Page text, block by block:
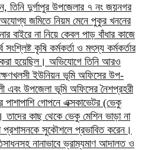
তিনি দুর্গাপুর উপজেলার ৭ নং জয়নগর
অযোগ্য জমিতে নিয়ম মেনে পুকুর খননের
বাইরে না নিয়ে কেবল পাড় বাঁধার কাজে
কৃষি কর্মকর্তা ও মৎস্য কর্মকর্তার
হয়েছিল।​ অভিযোগে তিনি আরও
ইউনিয়ন ভূমি অফিসের উপ-
এবং উপজেলা ভূমি অফিসের নৈশপ্রহরী
পাশাপাশি গোপনে এক্সকাভেটর (ভেকু
তাদের কাছ থেকে ভেকু মেশিন ভাড়া না
প্রশাসনকে সুকৌশলে প্রভাবিত করেন।
নানাভাবে ভ্রাম্যমাণ আদালত ও